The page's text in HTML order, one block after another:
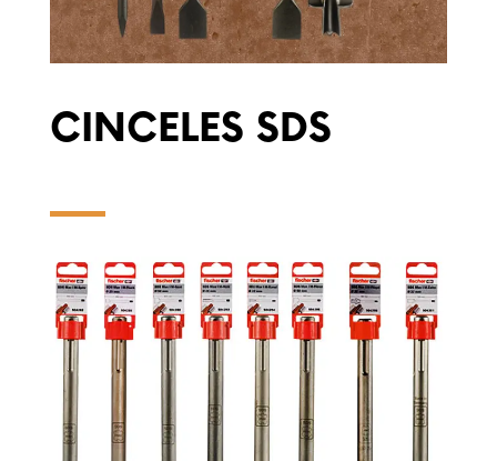
CINCELES SDS